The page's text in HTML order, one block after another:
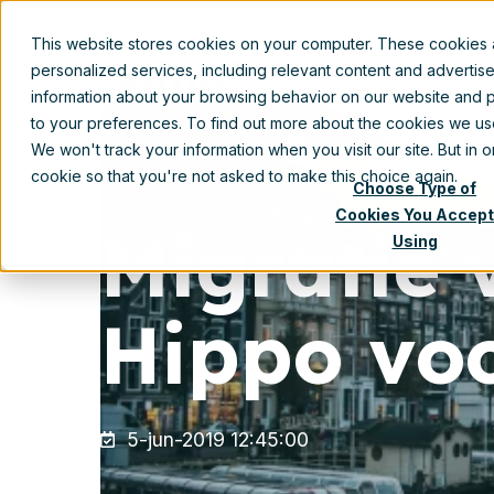
This website stores cookies on your computer. These
personalized services, including relevant content and
information about your browsing behavior on our website and
to your preferences. To find out more about the cookies we
We won't track your information when you visit our site. But
cookie so that you're not asked to make this choice again.
Choose Type of
Cookies You Accept
Using
Migratie
Hippo
5-jun-2019 12:45:00